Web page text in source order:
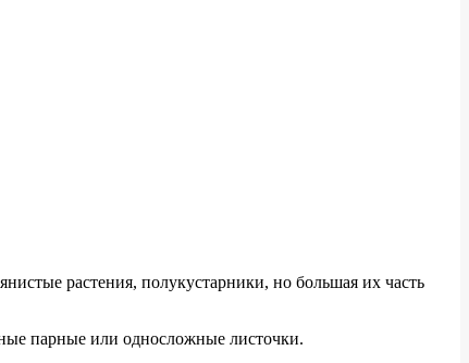
растения, полукустарники, но большая их часть
парные или односложные листочки.